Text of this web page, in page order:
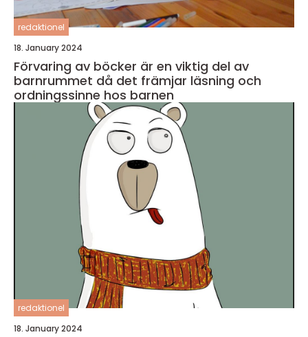
redaktionel
18. January 2024
Förvaring av böcker är en viktig del av
barnrummet då det främjar läsning och
ordningssinne hos barnen
redaktionel
18. January 2024